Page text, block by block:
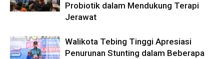
Probiotik dalam Mendukung Terapi
Jerawat
Walikota Tebing Tinggi Apresiasi
Penurunan Stunting dalam Beberapa